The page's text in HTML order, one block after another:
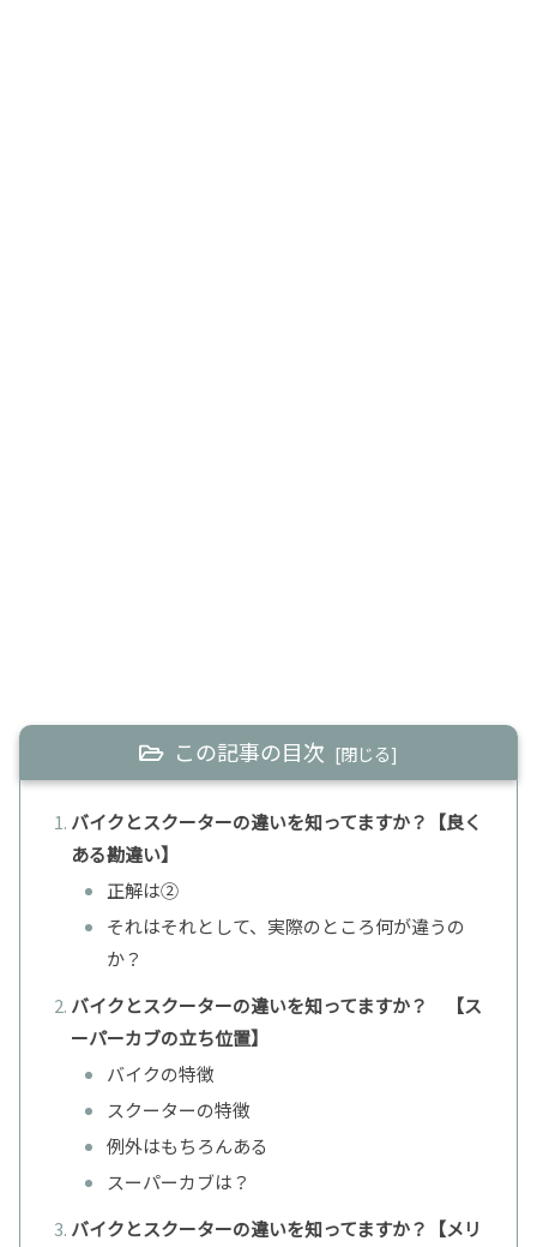
この記事の目次
バイクとスクーターの違いを知ってますか？【良く
ある勘違い】
正解は②
それはそれとして、実際のところ何が違うの
か？
バイクとスクーターの違いを知ってますか？ 【ス
ーパーカブの立ち位置】
バイクの特徴
スクーターの特徴
例外はもちろんある
スーパーカブは？
バイクとスクーターの違いを知ってますか？【メリ